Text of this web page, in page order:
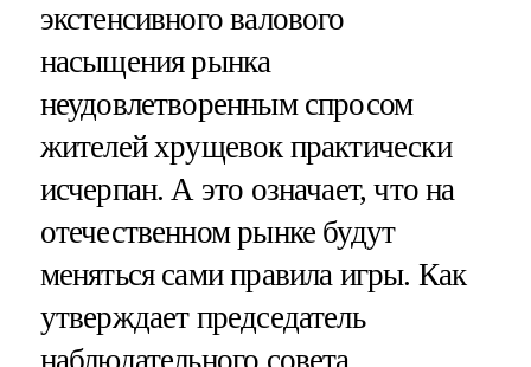
экстенсивного валового
насыщения рынка
неудовлетворенным спросом
жителей хрущевок практически
исчерпан. А это означает, что на
отечественном рынке будут
меняться сами правила игры. Как
утверждает председатель